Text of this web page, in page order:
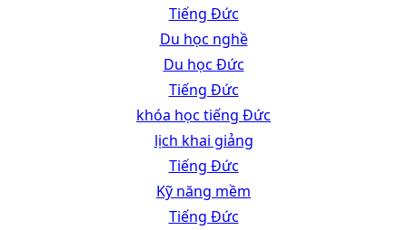
Tiếng Đức
Du học nghề
Du học Đức
Tiếng Đức
khóa học tiếng Đức
lịch khai giảng
Tiếng Đức
Kỹ năng mềm
Tiếng Đức